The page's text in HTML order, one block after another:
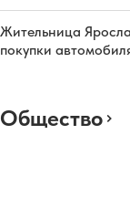
Жительница
покупки
Общество